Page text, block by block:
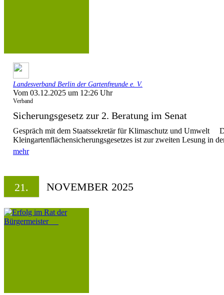
Landesverband Berlin der Gartenfreunde e. V.
Vom 03.12.2025 um 12:26 Uhr
Verband
Sicherungsgesetz zur 2. Beratung im Senat
Gespräch mit dem Staatssekretär für Klimaschutz und Umwelt
Kleingartenflächensicherungsgesetzes ist zur zweiten Lesung in
mehr
21. NOVEMBER 2025